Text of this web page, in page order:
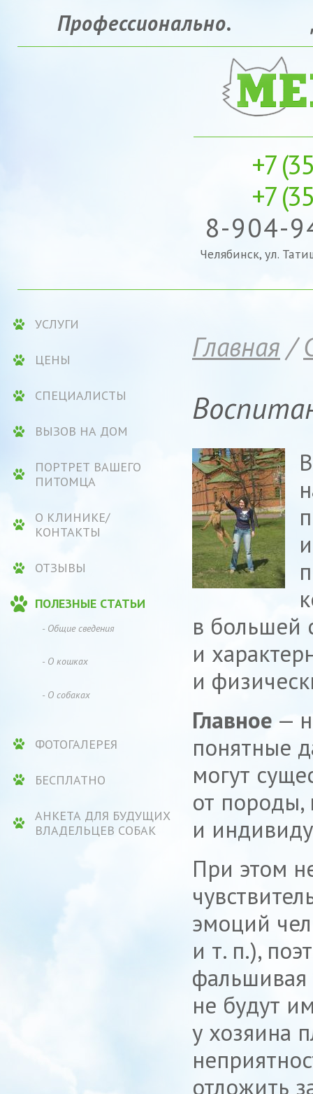
Профессионально.
+7
+7
8-904-
Челябинск, ул.
Главная /
в большей
и
и
Главное —
понятные
могут
от породы,
и
При этом
эмоций
и т. п.),
не будут
у хозяина
отложить
УСЛУГИ
ЦЕНЫ
СПЕЦИАЛИСТЫ
ВЫЗОВ НА ДОМ
ПОРТРЕТ ВАШЕГО
ПИТОМЦА
О КЛИНИКЕ/
КОНТАКТЫ
ОТЗЫВЫ
ПОЛЕЗНЫЕ СТАТЬИ
- Общие сведения
- О кошках
- О собаках
ФОТОГАЛЕРЕЯ
БЕСПЛАТНО
АНКЕТА ДЛЯ БУДУЩИХ
ВЛАДЕЛЬЦЕВ СОБАК